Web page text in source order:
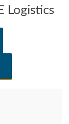
Logistics